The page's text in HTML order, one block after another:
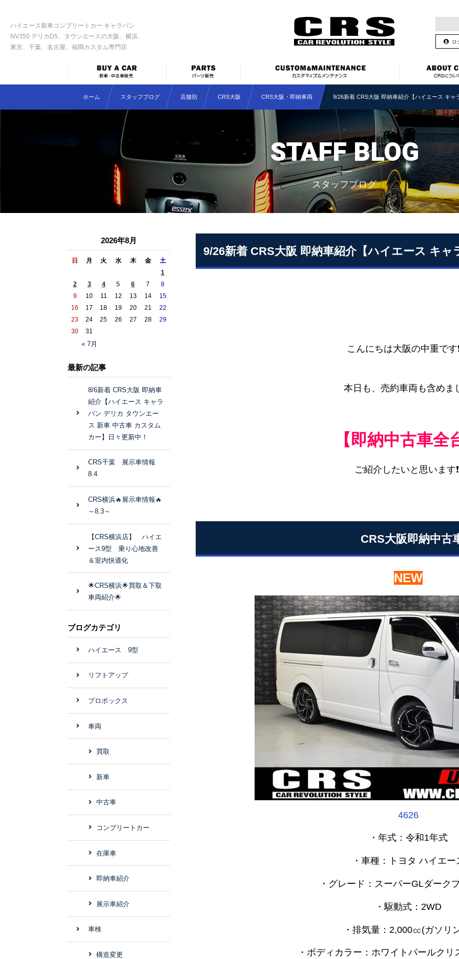
ハイエース新車コンプリートカー キャラバン
NV350 デリカD5、タウンエースの大阪、横浜、
東京、千葉、名古屋、福岡カスタム専門店
ロ
ホーム スタッフブログ 店舗別 CRS大阪 CRS大阪・即納車両 9/26新着 CRS大阪 即納車紹介【ハイエース キャ
STAFF BLOG
スタッフブログ
9/26新着 CRS大阪 即納車紹介【ハイエース キ
こんにちは大阪の中重です
本日も、売約車両も含めま
【即納中古車全
ご紹介したいと思います
CRS大阪即納中古
NEW
4626
・年式：令和1年式
・車種：トヨタ ハイエー
・グレード：スーパーGLダーク
・駆動式：2WD
・排気量：2,000㏄(ガソリ
・ボディカラー：ホワイトパールクリ
2026年8月
日 月 火 水 木 金 土
« 7月
1
2
3 4 5 6 7
8
9
10 11 12 13 14
15
16
17 18 19 20 21
22
23
24 25 26 27 28
29
30
31
最新の記事
8/6新着 CRS大阪 即納車
紹介【ハイエース キャラ
バン デリカ タウンエー
ス 新車 中古車 カスタム
カー】日々更新中！
CRS千葉 展示車情報
8.4
CRS横浜🔥展示車情報🔥
～8.3～
【CRS横浜店】 ハイエ
ース9型 乗り心地改善
＆室内快適化
🌟CRS横浜🌟買取＆下取
車両紹介🌟
ブログカテゴリ
ハイエース 9型
リフトアップ
プロボックス
車両
買取
新車
中古車
コンプリートカー
在庫車
即納車紹介
展示車紹介
車検
構造変更